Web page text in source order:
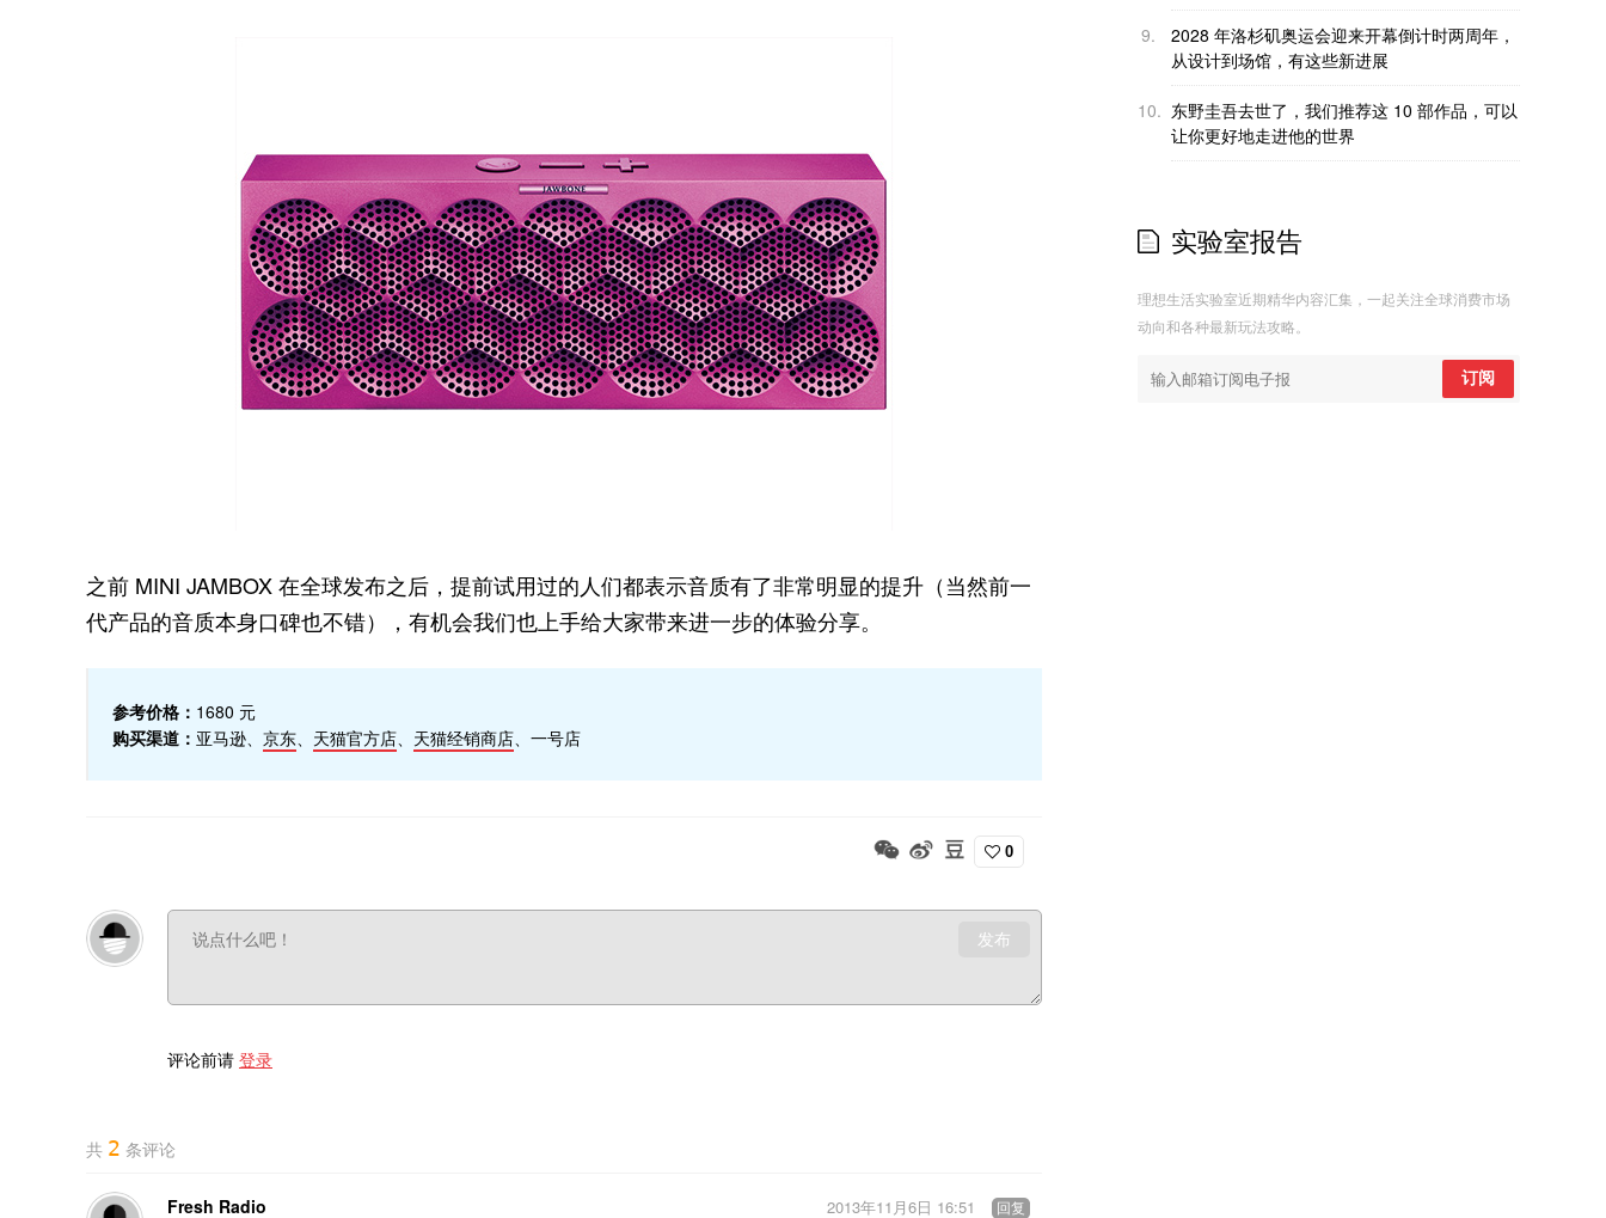
之前 MINI JAMBOX 在全球发布之后，提前试用过的人们都表示音质有了非常明显的提升（当然前一
代产品的音质本身口碑也不错），有机会我们也上手给大家带来进一步的体验分享。
参考价格： 1680 元
购买渠道： 亚马逊、 京东、 天猫官方店、 天猫经销商店、一号店
0
发布
评论前请 登录
共 2 条评论
Fresh Radio 2013年11月6日 16:51 回复
9.
2028 年洛杉矶奥运会迎来开幕倒计时两周年，
从设计到场馆，有这些新进展
10. 东野圭吾去世了，我们推荐这 10 部作品，可以
让你更好地走进他的世界
实验室报告
理想生活实验室近期精华内容汇集，一起关注全球消费市场
动向和各种最新玩法攻略。